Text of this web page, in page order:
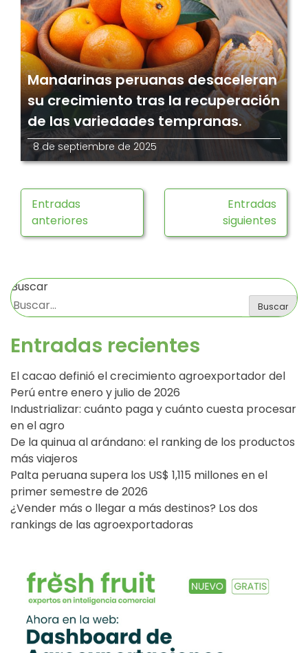
Mandarinas peruanas desaceleran
su crecimiento tras la recuperación
de las variedades tempranas.
8 de septiembre de 2025
Entradas
anteriores
Entradas
siguientes
Buscar
Buscar
Entradas recientes
El cacao definió el crecimiento agroexportador del
Perú entre enero y julio de 2026
Industrializar: cuánto paga y cuánto cuesta procesar
en el agro
De la quinua al arándano: el ranking de los productos
más viajeros
Palta peruana supera los US$ 1,115 millones en el
primer semestre de 2026
¿Vender más o llegar a más destinos? Los dos
rankings de las agroexportadoras